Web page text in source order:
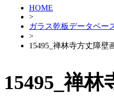
HOME
>
ガラス乾板データベー
>
15495_禅林寺方丈障壁
15495_禅